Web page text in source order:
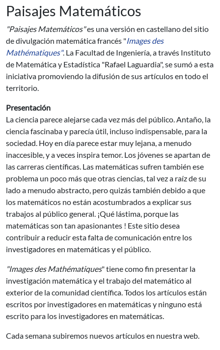
Paisajes Matemáticos
"Paisajes Matemáticos"es una versión en castellano del sitio
de divulgación matemática francés "Images des
Mathématiques". La Facultad de Ingeniería, a través Instituto
de Matemática y Estadística "Rafael Laguardia", se sumó a esta
iniciativa promoviendo la difusión de sus artículos en todo el
territorio.
Presentación
La ciencia parece alejarse cada vez más del público. Antaño, la
ciencia fascinaba y parecía útil, incluso indispensable, para la
sociedad. Hoy en día parece estar muy lejana, a menudo
inaccesible, y a veces inspira temor. Los jóvenes se apartan de
las carreras científicas. Las matemáticas sufren también ese
problema un poco más que otras ciencias, tal vez a raíz de su
lado a menudo abstracto, pero quizás también debido a que
los matemáticos no están acostumbrados a explicar sus
trabajos al público general. ¡Qué lástima, porque las
matemáticas son tan apasionantes ! Este sitio desea
contribuir a reducir esta falta de comunicación entre los
investigadores en matemáticas y el público.
"Images des Mathématiques" tiene como fin presentar la
investigación matemática y el trabajo del matemático al
exterior de la comunidad científica. Todos los artículos están
escritos por investigadores en matemáticas y ninguno está
escrito para los investigadores en matemáticas.
Cada semana subiremos nuevos artículos en nuestra web.